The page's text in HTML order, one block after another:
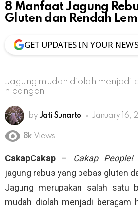
8 Manfaat Jagung
Gluten dan Rendah
GET UPDATES IN YOUR
Jagung mudah diolah menjadi
hidangan
by Jati Sunarto January 16,
8k Views
CakapCakap – Cakap People!
jagung rebus yang bebas gluten
Jagung merupakan salah satu
mudah diolah menjadi beragam